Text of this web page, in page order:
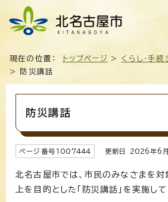
現在の位置： トップページ > くらし・手続
> 防災講話
防災講話
ページ番号1007444 更新日 2026年6月
北名古屋市では、市民のみなさまを対
上を目的とした「防災講話」を実施して